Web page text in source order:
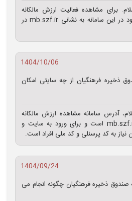
برای مشاهده فعالیت ارزش مالکانه
صندوق ذخیره فرهنگیان خود در این سامانه به نشانی mb.szf.ir در
1404/10/06
ذخیره فرهنگیان از چه سایتی امکان
آدرس سامانه مشاهده ارزش مالکانه
صندوق ذخیره فرهنگیان mb.szf.ir است و برای ورود به سایت و
نیاز به کد پرسنلی و کد ملی افراد است.
1404/09/24
صندوق ذخیره فرهنگیان چگونه انجام می